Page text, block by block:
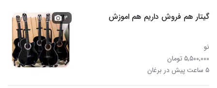
گیتار هم فروش داریم هم اموزش
نو
۵,۵۰۰,۰۰۰ تومان
۵ ساعت پیش در برغان
۳